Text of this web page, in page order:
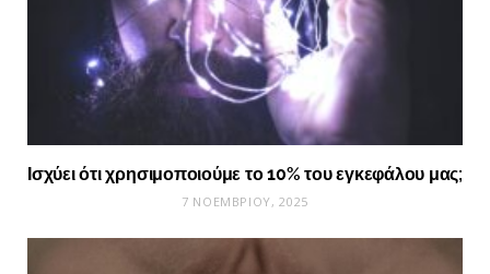
Ισχύει ότι χρησιμοποιούμε το 10% του εγκεφάλου μας;
7 ΝΟΕΜΒΡΊΟΥ, 2025